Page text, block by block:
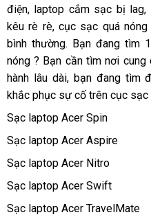
điện, laptop cắm sạc bị
kêu rè rè, cục sạc quá
bình thường. Bạn đang tìm
nóng ? Bạn cần tìm nơi
hành lâu dài, bạn đang tìm
khắc phục sự cố trên cục sạc
Sạc laptop Acer Spin
Sạc laptop Acer Aspire
Sạc laptop Acer Nitro
Sạc laptop Acer Swift
Sạc laptop Acer TravelMate